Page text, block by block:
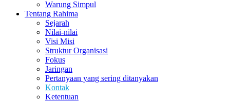
Warung Simpul
Tentang Rahima
Sejarah
Nilai-nilai
Visi Misi
Struktur Organisasi
Fokus
Jaringan
Pertanyaan yang sering ditanyakan
Kontak
Ketentuan